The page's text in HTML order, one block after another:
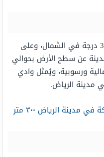
تقع مدينة الرياض على خط عرض 38 درجة في الشمال، وعلى
عن سطح الأرض بحوالي
ورسوبية، ويُمثل وادي
مدينة الرياض.
مدينة الرياض ٣٠٠ متر